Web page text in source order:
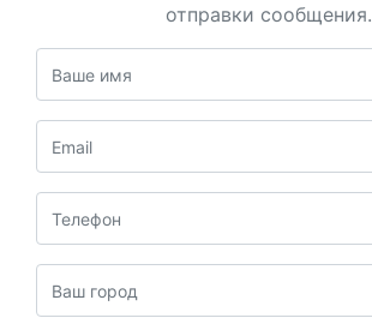
отправки сообщения.